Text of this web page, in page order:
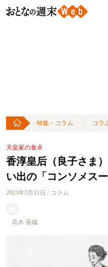
特集・コラム コラ
天皇家の食卓
香淳皇后（良子さま
い出の「コンソメス
2023年3月21日 / コラム
高木 香織